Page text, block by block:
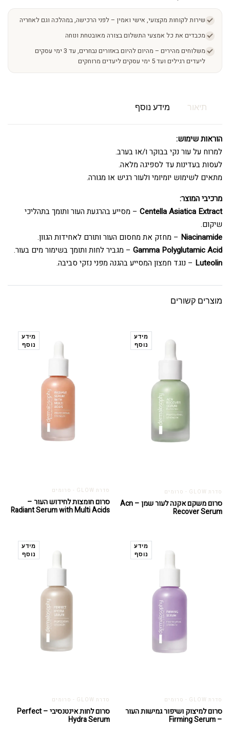
שירות לקוחות מקצועי, אישי ואמין – לפני הרכישה, במהלכה וגם לאחריה
מכבדים את כל אמצעי התשלום בצורה מאובטחת ונוחה
משלוחים מהירים – מהיום להיום באזורים נבחרים, עד 3 ימי עסקים
ליעדים רגילים ועד 5 ימי עסקים ליעדים מרוחקים
תיאור מידע נוסף
הוראות שימוש:
למרוח על עור נקי בבוקר ו/או בערב.
לעסות בעדינות עד לספיגה מלאה.
מתאים לשימוש יומיומי ולעור רגיש או מגורה.
מרכיבי המוצר:
Centella Asiatica Extract – מסייע בהרגעת העור ותומך בתהליכי
שיקום.
Niacinamide – מחזק את מחסום העור ותורם לאחידות הגוון.
Gamma Polyglutamic Acid – מגביר לחות ותומך בשימור מים בעור.
Luteolin – נוגד חמצון המסייע בהגנה מפני נזקי סביבה.
מוצרים קשורים
מידע
נוסף
סדרת GLOW - סרומים
סרום משקם אקנה לעור שמן – Acn
Recover Serum
מידע
נוסף
סדרת GLOW - סרומים
סרום חומצות לחידוש העור –
Radiant Serum with Multi Acids
מידע
נוסף
סדרת GLOW - סרומים
סרום למיצוק ושיפור גמישות העור
– Firming Serum
מידע
נוסף
סדרת GLOW - סרומים
סרום לחות אינטנסיבי – Perfect
Hydra Serum